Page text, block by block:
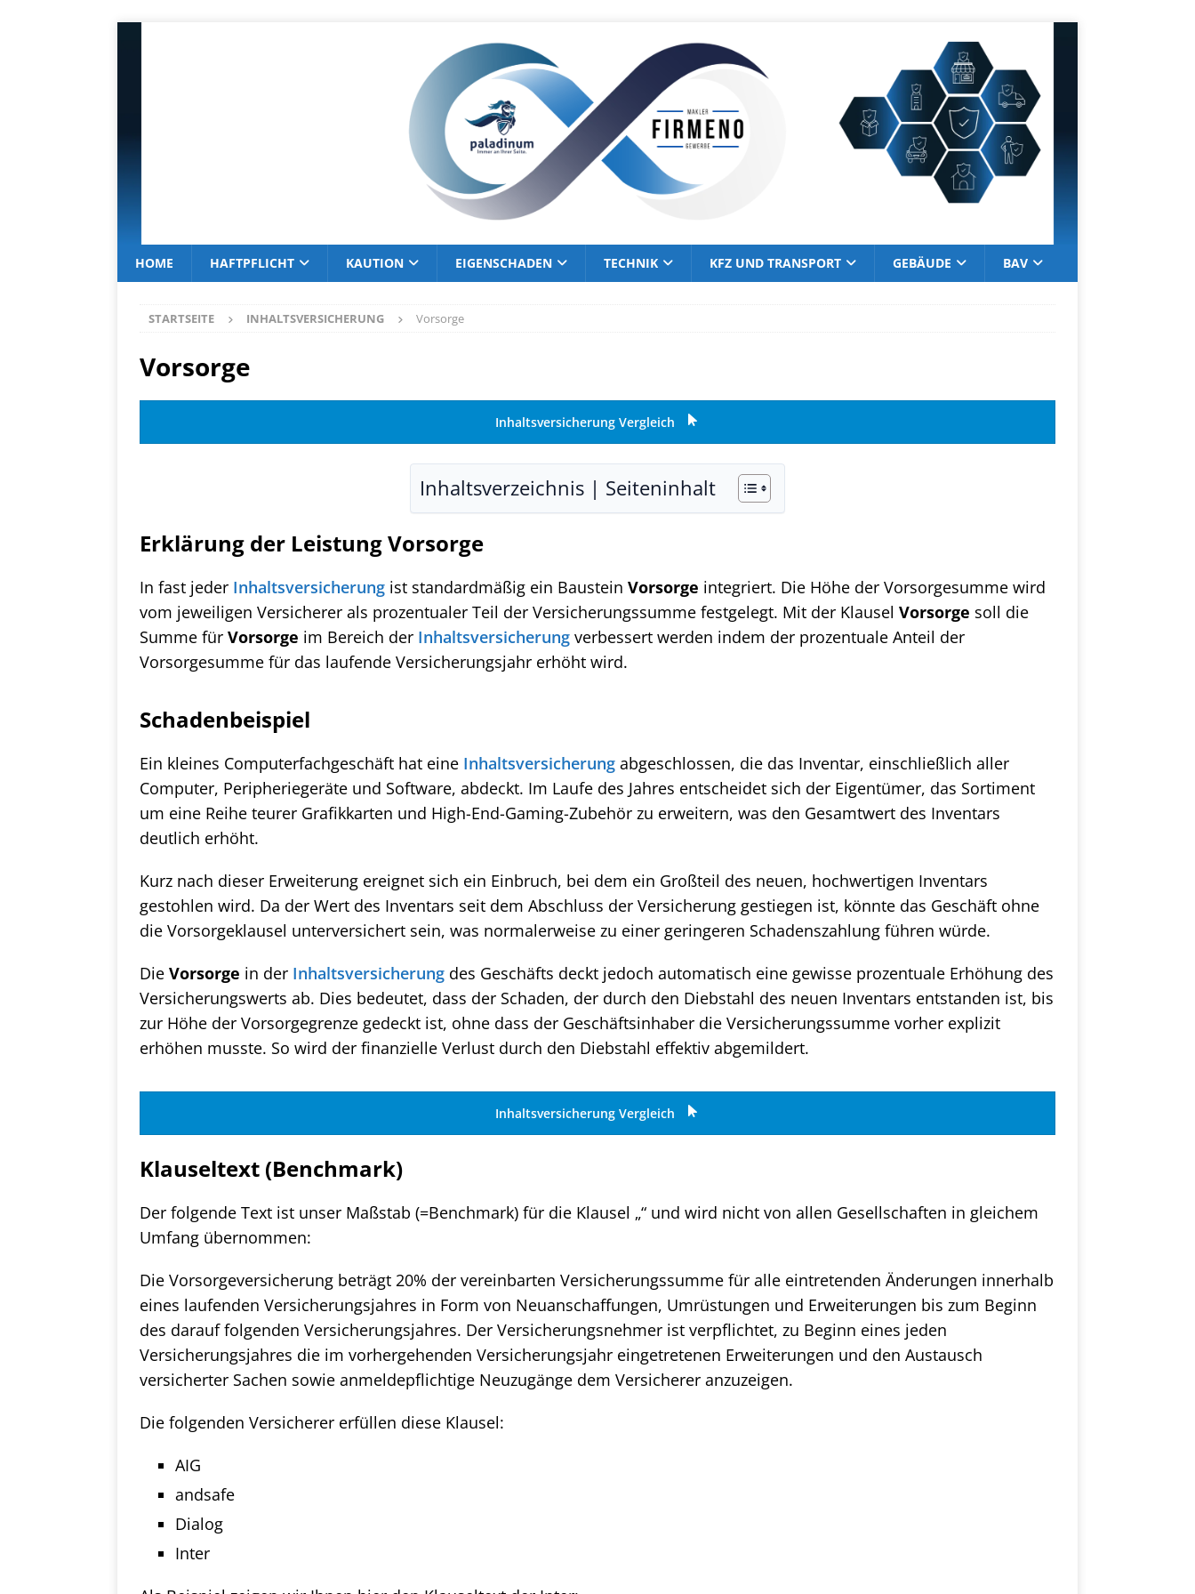
HOME HAFTPFLICHT KAUTION EIGENSCHADEN TECHNIK KFZ UND TRANSPORT GEBÄUDE BAV
STARTSEITE INHALTSVERSICHERUNG Vorsorge
Vorsorge
Inhaltsversicherung Vergleich
Inhaltsverzeichnis | Seiteninhalt
Erklärung der Leistung Vorsorge
In fast jeder Inhaltsversicherung ist standardmäßig ein Baustein Vorsorge integriert. Die Höhe der Vorsorgesumme wird
vom jeweiligen Versicherer als prozentualer Teil der Versicherungssumme festgelegt. Mit der Klausel Vorsorge soll die
Summe für Vorsorge im Bereich der Inhaltsversicherung verbessert werden indem der prozentuale Anteil der
Vorsorgesumme für das laufende Versicherungsjahr erhöht wird.
Schadenbeispiel
Ein kleines Computerfachgeschäft hat eine Inhaltsversicherung abgeschlossen, die das Inventar, einschließlich aller
Computer, Peripheriegeräte und Software, abdeckt. Im Laufe des Jahres entscheidet sich der Eigentümer, das Sortiment
um eine Reihe teurer Grafikkarten und High-End-Gaming-Zubehör zu erweitern, was den Gesamtwert des Inventars
deutlich erhöht.
Kurz nach dieser Erweiterung ereignet sich ein Einbruch, bei dem ein Großteil des neuen, hochwertigen Inventars
gestohlen wird. Da der Wert des Inventars seit dem Abschluss der Versicherung gestiegen ist, könnte das Geschäft ohne
die Vorsorgeklausel unterversichert sein, was normalerweise zu einer geringeren Schadenszahlung führen würde.
Die Vorsorge in der Inhaltsversicherung des Geschäfts deckt jedoch automatisch eine gewisse prozentuale Erhöhung des
Versicherungswerts ab. Dies bedeutet, dass der Schaden, der durch den Diebstahl des neuen Inventars entstanden ist, bis
zur Höhe der Vorsorgegrenze gedeckt ist, ohne dass der Geschäftsinhaber die Versicherungssumme vorher explizit
erhöhen musste. So wird der finanzielle Verlust durch den Diebstahl effektiv abgemildert.
Inhaltsversicherung Vergleich
Klauseltext (Benchmark)
Der folgende Text ist unser Maßstab (=Benchmark) für die Klausel „“ und wird nicht von allen Gesellschaften in gleichem
Umfang übernommen:
Die Vorsorgeversicherung beträgt 20% der vereinbarten Versicherungssumme für alle eintretenden Änderungen innerhalb
eines laufenden Versicherungsjahres in Form von Neuanschaffungen, Umrüstungen und Erweiterungen bis zum Beginn
des darauf folgenden Versicherungsjahres. Der Versicherungsnehmer ist verpflichtet, zu Beginn eines jeden
Versicherungsjahres die im vorhergehenden Versicherungsjahr eingetretenen Erweiterungen und den Austausch
versicherter Sachen sowie anmeldepflichtige Neuzugänge dem Versicherer anzuzeigen.
Die folgenden Versicherer erfüllen diese Klausel:
AIG
andsafe
Dialog
Inter